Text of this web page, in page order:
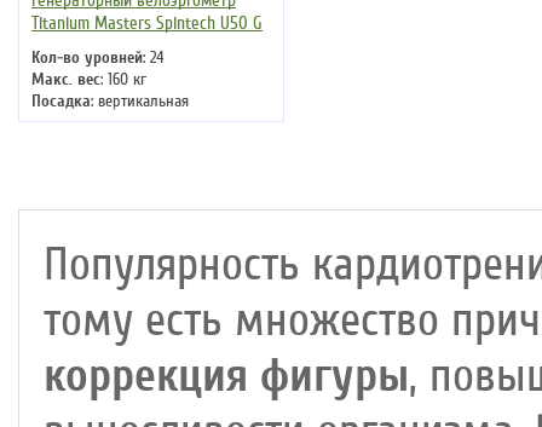
Titanium Masters Spintech U50 G
Кол-во уровней: 24
Макс. вес: 160 кг
Посадка: вертикальная
Цвет: черный
Популярность
тому есть множество
коррекция фигуры,